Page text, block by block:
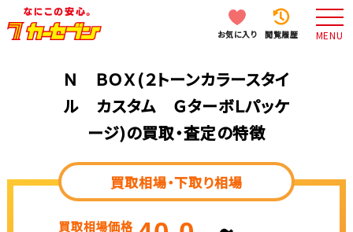
お気に入り 閲覧履歴 MENU
Ｎ ＢＯＸ(２トーンカラースタイ
ル カスタム ＧターボＬパッケ
ージ)の買取・査定の特徴
買取相場・下取り相場
買取相場価格